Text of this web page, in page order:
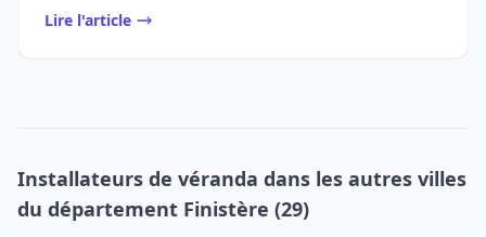
Lire l'article
Installateurs de véranda dans les autres villes
du département Finistère (29)